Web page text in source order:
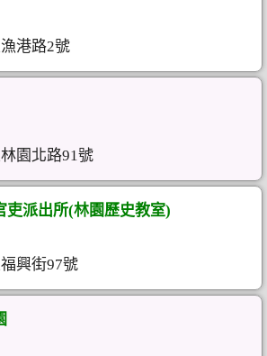
港路2號
園北路91號
吏派出所(林園歷史教室)
興街97號